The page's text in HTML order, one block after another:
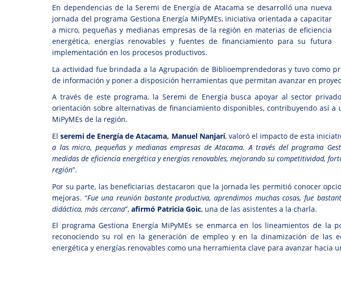
En dependencias de la Seremi de Energía de Atacama se desarrolló una nueva
jornada del programa Gestiona Energía MiPyMEs, iniciativa orientada a capacitar
a micro, pequeñas y medianas empresas de la región en materias de eficiencia
energética, energías renovables y fuentes de financiamiento para su futura
implementación en los procesos productivos.
La actividad fue brindada a la Agrupación de Biblioemprendedoras y tuvo como
de información y poner a disposición herramientas que permitan avanzar en
A través de este programa, la Seremi de Energía busca apoyar al sector
orientación sobre alternativas de financiamiento disponibles, contribuyendo así
MiPyMEs de la región.
Elseremi de Energía de Atacama, Manuel Nanjarí, valoró el impacto de esta
a las micro, pequeñas y medianas empresas de Atacama. A través del programa
medidas de eficiencia energética y energías renovables, mejorando su competitividad,
región”.
Por su parte, las beneficiarias destacaron que la jornada les permitió conocer
mejoras. “Fue una reunión bastante productiva, aprendimos muchas cosas, fue
didáctica, más cercana”, afirmó Patricia Goic, una de las asistentes a la charla.
El programa Gestiona Energía MiPyMEs se enmarca en los lineamientos de
reconociendo su rol en la generación de empleo y en la dinamización de las
energética y energías renovables como una herramienta clave para avanzar hacia